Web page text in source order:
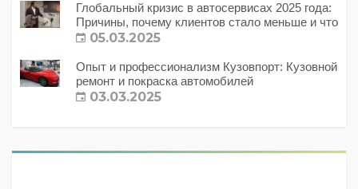
Глобальный кризис в автосервисах 2025 года:
Причины, почему клиентов стало меньше и что
с этим делать?
05.03.2025
Опыт и профессионализм Кузовпорт: Кузовной
ремонт и покраска автомобилей
03.03.2025